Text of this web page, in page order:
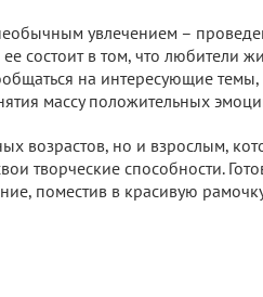
увлечением –
состоит в том, что любители
на интересующие
массу положительных
возрастов, но и взрослым,
творческие способности.
поместив в красивую